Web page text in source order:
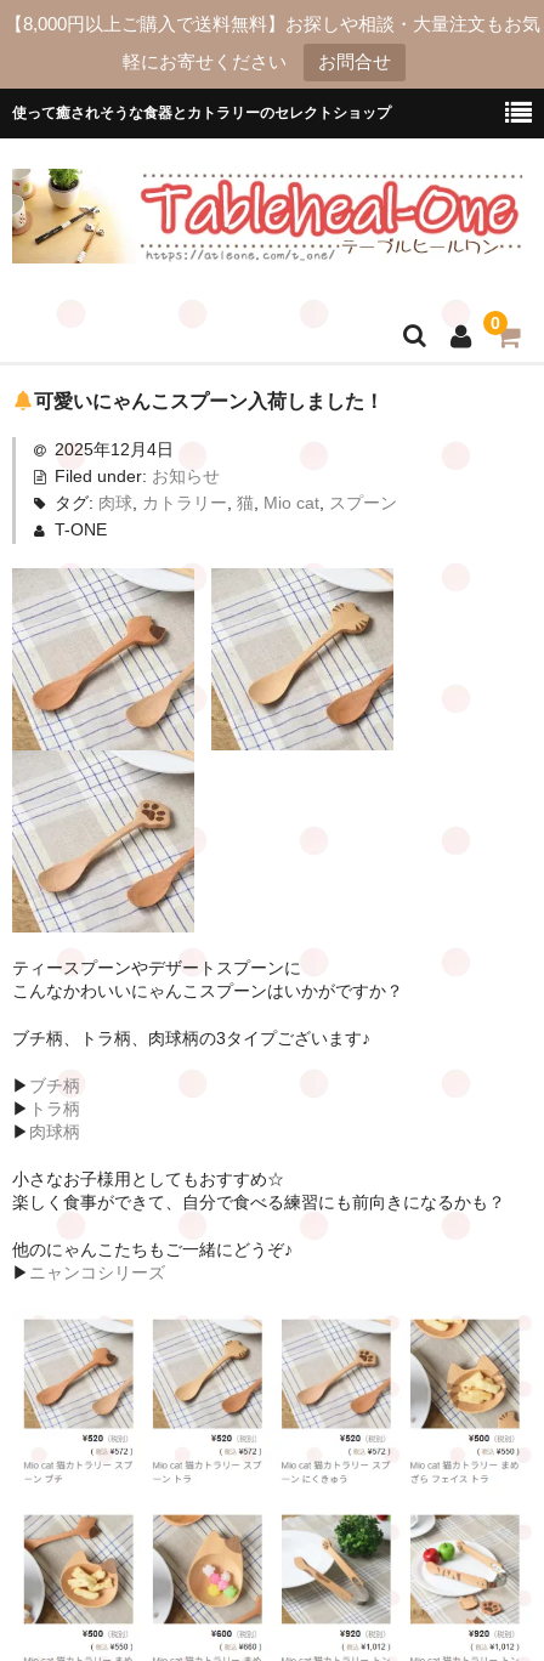
【8,000円以上ご購入で送料無料】お探しや相談・大量注文もお気
軽にお寄せください
お問合せ
使って癒されそうな食器とカトラリーのセレクトショップ
0
ホーム
送料
よくあるご質問
お知らせ
お問合せ
公式LINE
可愛いにゃんこスプーン入荷しました！
2025年12月4日
Filed under: お知らせ
タグ: 肉球, カトラリー, 猫, Mio cat, スプーン
T-ONE
ティースプーンやデザートスプーンに
こんなかわいいにゃんこスプーンはいかがですか？
ブチ柄、トラ柄、肉球柄の3タイプございます♪
▶ ブチ柄
▶ トラ柄
▶ 肉球柄
小さなお子様用としてもおすすめ☆
楽しく食事ができて、自分で食べる練習にも前向きになるかも？
他のにゃんこたちもご一緒にどうぞ♪
▶ ニャンコシリーズ